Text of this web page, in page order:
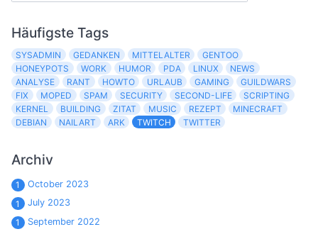
Häufigste Tags
SYSADMIN GEDANKEN MITTELALTER
GENTOO
HONEYPOTS
WORK HUMOR PDA LINUX
NEWS
ANALYSE
RANT HOWTO URLAUB GAMING
GUILDWARS
FIX
MOPED SPAM SECURITY SECOND-LIFE
SCRIPTING
KERNEL
BUILDING ZITAT MUSIC REZEPT
MINECRAFT
DEBIAN
NAILART ARK TWITCH TWITTER
Archiv
1
October 2023
1
July 2023
1
September 2022